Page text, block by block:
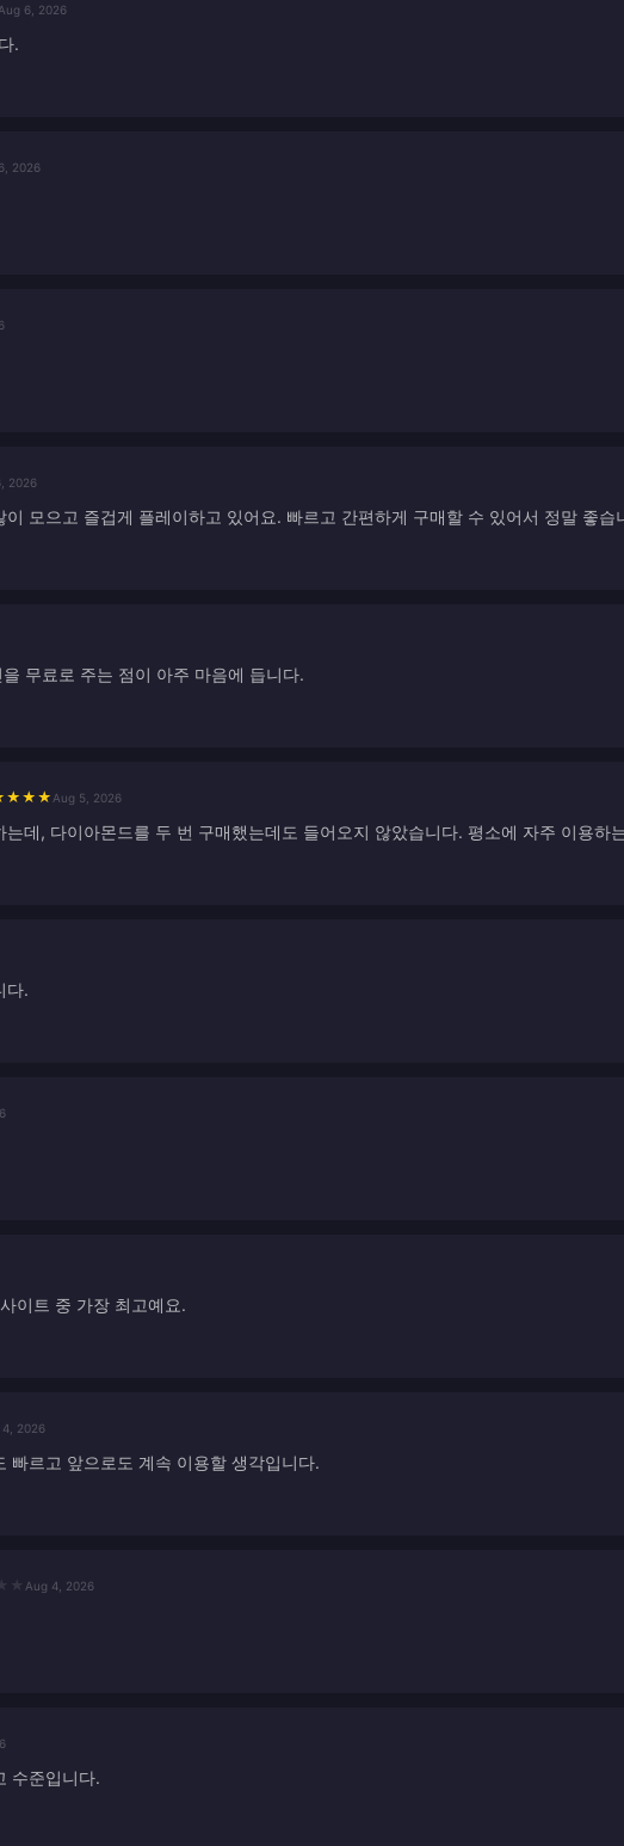
Aug 6, 2026
.
2026
2026
모으고 즐겁게 플레이하고 있어요. 빠르고 간편하게 구매할 수 있어서 정말 좋습
무료로 주는 점이 아주 마음에 듭니다.
★ ★ ★ Aug 5, 2026
데, 다이아몬드를 두 번 구매했는데도 들어오지 않았습니다. 평소에 자주 이용하
다.
이트 중 가장 최고예요.
4, 2026
빠르고 앞으로도 계속 이용할 생각입니다.
Aug 4, 2026
수준입니다.